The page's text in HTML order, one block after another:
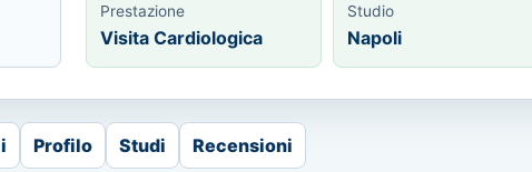
Prestazione
Visita Cardiologica
Studio
Napoli
Profilo Studi Recensioni